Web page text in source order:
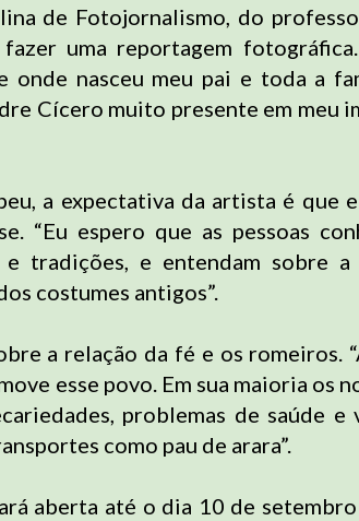
de Fotojornalismo, do
uma reportagem
onde nasceu meu pai e toda a
Cícero muito presente em meu
a expectativa da artista é que
“Eu espero que as pessoas
tradições, e entendam sobre
costumes antigos”.
a relação da fé e os romeiros.
esse povo. Em sua maioria os
problemas de saúde e
como pau de arara”.
aberta até o dia 10 de